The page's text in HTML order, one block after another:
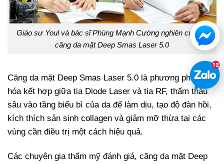
Giáo sư Youl và bác sĩ Phùng Mạnh Cường nghiên cứu về
căng da mặt Deep Smas Laser 5.0
Căng da mặt Deep Smas Laser 5.0 là phương pháp trẻ
hóa kết hợp giữa tia Diode Laser và tia RF, thẩm thấu
sâu vào tầng biểu bì của da để làm dịu, tạo độ đàn hồi,
kích thích sản sinh collagen và giảm mỡ thừa tại các
vùng cần điều trị một cách hiệu quả.
Các chuyên gia thẩm mỹ đánh giá, căng da mặt Deep